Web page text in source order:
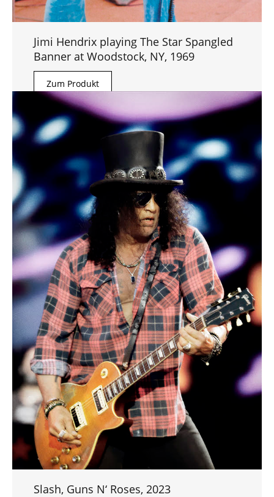
Jimi Hendrix playing The Star Spangled
Banner at Woodstock, NY, 1969
Zum Produkt
Slash, Guns N‘ Roses, 2023